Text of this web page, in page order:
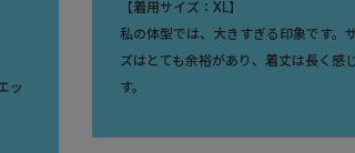
ッ
【着用サイズ：XL】
私の体型では、大きすぎる印象です。
ズはとても余裕があり、着丈は長く感
す。